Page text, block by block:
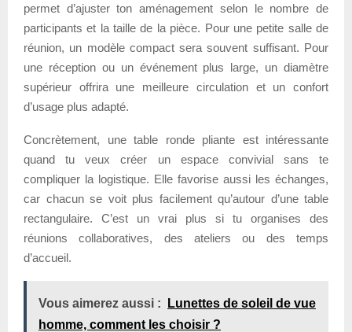
permet d’ajuster ton aménagement selon le nombre de
participants et la taille de la pièce. Pour une petite salle de
réunion, un modèle compact sera souvent suffisant. Pour
une réception ou un événement plus large, un diamètre
supérieur offrira une meilleure circulation et un confort
d’usage plus adapté.
Concrètement, une table ronde pliante est intéressante
quand tu veux créer un espace convivial sans te
compliquer la logistique. Elle favorise aussi les échanges,
car chacun se voit plus facilement qu’autour d’une table
rectangulaire. C’est un vrai plus si tu organises des
réunions collaboratives, des ateliers ou des temps
d’accueil.
Vous aimerez aussi :
Lunettes de soleil de vue
homme, comment les choisir ?